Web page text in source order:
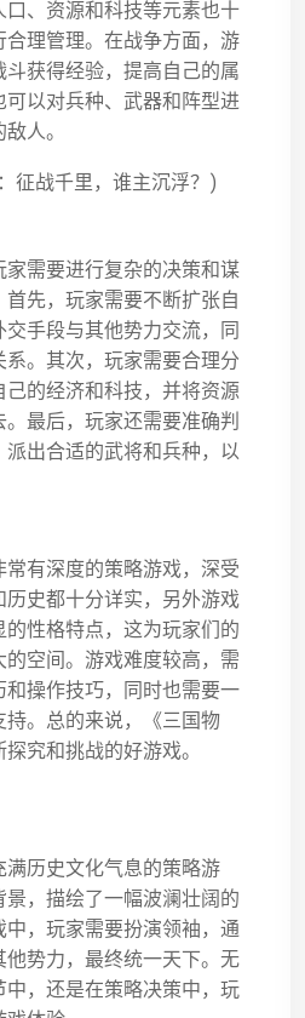
、资源和科技等元素也十
合理管理。在战争方面，游
获得经验，提高自己的属
以对兵种、武器和阵型进
人。
需要进行复杂的决策和谋
先，玩家需要不断扩张自
手段与其他势力交流，同
系。其次，玩家需要合理分
的经济和科技，并将资源
最后，玩家还需要准确判
派出合适的武将和兵种，以
常有深度的策略游戏，深受
史都十分详实，另外游戏
性格特点，这为玩家们的
空间。游戏难度较高，需
和操作技巧，同时也需要一
持。总的来说，《三国物
究和挑战的好游戏。
满历史文化气息的策略游
，描绘了一幅波澜壮阔的
，玩家需要扮演领袖，通
势力，最终统一天下。无
，还是在策略决策中，玩